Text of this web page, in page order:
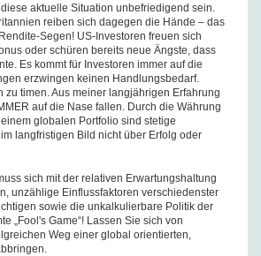
aktuelle Situation unbefriedigend sein.
reiben sich dagegen die Hände – das
Segen! US-Investoren freuen sich
oder schüren bereits neue Ängste, dass
Es kommt für Investoren immer auf die
erzwingen keinen Handlungsbedarf.
timen. Aus meiner langjährigen Erfahrung
auf die Nase fallen. Durch die Währung
globalen Portfolio sind stetige
langfristigen Bild nicht über Erfolg oder
sich mit der relativen Erwartungshaltung
unzählige Einflussfaktoren verschiedenster
sowie die unkalkulierbare Politik der
„Fool's Game“! Lassen Sie sich von
Weg einer global orientierten,